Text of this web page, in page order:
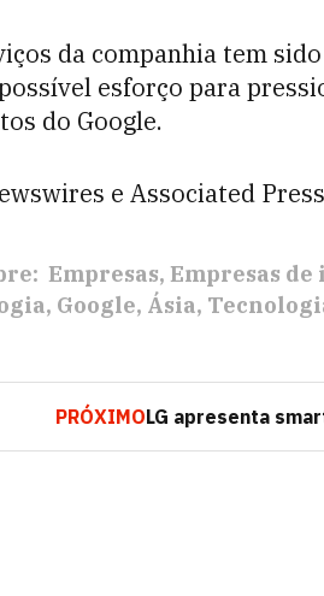
da companhia tem
esforço para
do Google.
e Associated
Empresas Empresas
Google Ásia
PRÓXIMOLG apresenta